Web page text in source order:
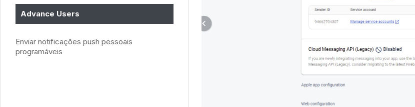
Advance Users
Enviar notificações push pessoais
programáveis